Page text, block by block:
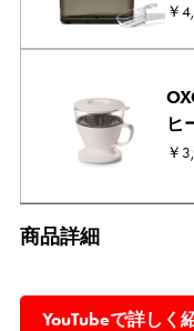
￥
ヒ
￥
商品詳細tab active
YouTubeで詳しく